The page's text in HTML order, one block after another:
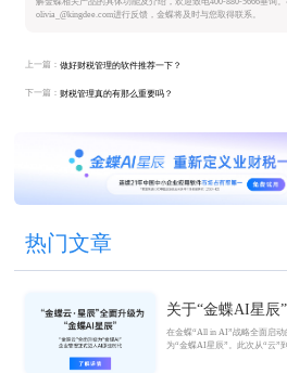
olivia_@kingdee.com进行反馈，金蝶将及时与您取得联系。
上一篇：做好财税管理的软件推荐一下？
下一篇：财税管理真的有那么重要吗？
热门文章
关于“金蝶AI星辰
方公告
在金蝶“All in AI”战略全面启
为“金蝶AI星辰”。此次从“云”